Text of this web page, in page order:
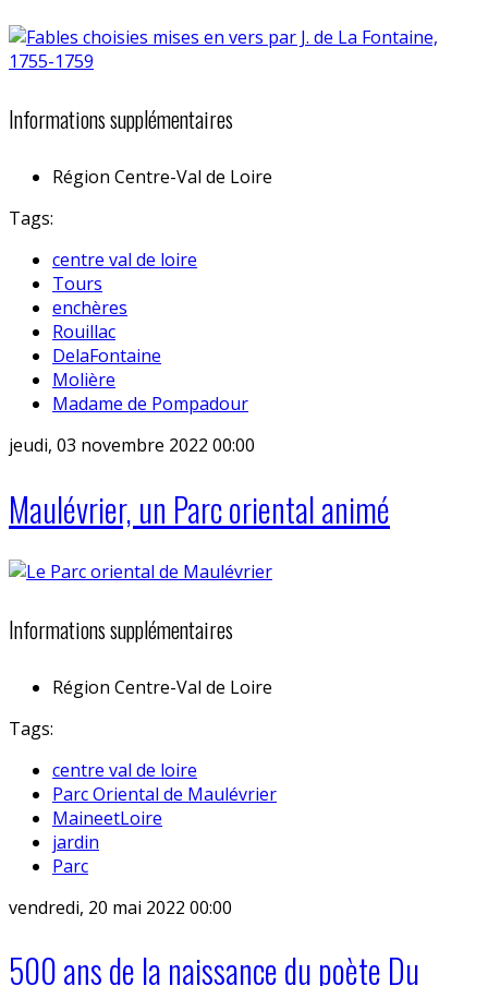
Informations supplémentaires
Région Centre-Val de Loire
Tags:
centre val de loire
Tours
enchères
Rouillac
DelaFontaine
Molière
Madame de Pompadour
jeudi, 03 novembre 2022 00:00
Maulévrier, un Parc oriental animé
Informations supplémentaires
Région Centre-Val de Loire
Tags:
centre val de loire
Parc Oriental de Maulévrier
MaineetLoire
jardin
Parc
vendredi, 20 mai 2022 00:00
500 ans de la naissance du poète Du